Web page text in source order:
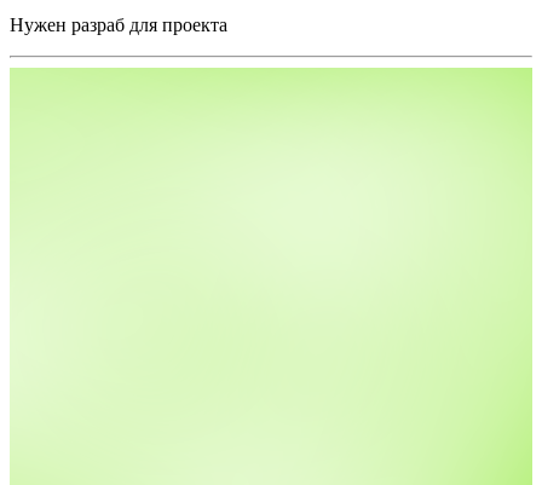
Нужен разраб для проекта